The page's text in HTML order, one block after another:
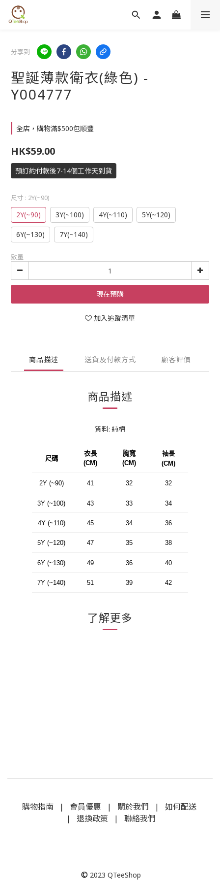
分享到
聖誕薄款衛衣(綠色) -
Y004777
全店，購物滿$500包順豐
HK$59.00
預訂約付款後7-14個工作天到貨
尺寸 : 2Y(~90)
2Y(~90) 3Y(~100) 4Y(~110) 5Y(~120)
6Y(~130) 7Y(~140)
數量
現在預購
加入追蹤清單
商品描述 送貨及付款方式 顧客評價
商品描述
質料: 純棉
尺碼
衣長
(CM)
胸寬
(CM)
袖長
(CM)
2Y (~90) 41 32 32
3Y (~100) 43 33 34
4Y (~110) 45 34 36
5Y (~120) 47 35 38
6Y (~130) 49 36 40
7Y (~140) 51 39 42
了解更多
購物指南| 會員優惠 | 關於我們 | 如何配送
| 退換政策 | 聯絡我們
© 2023 QTeeShop